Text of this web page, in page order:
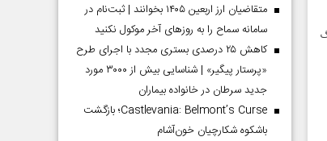
متقاضیان ارز اربعین ۱۴۰۵ بخوانند | ثبت‌نام در
سامانه سماح را به روز‌های آخر موکول نکنید
کاهش ۲۵ درصدی بستری مجدد با اجرای طرح
«پرستار پیگیر» | شناسایی بیش از ۳۰۰۰ مورد
جدید سرطان در خانواده بیماران
Castlevania: Belmont’s Curse؛ بازگشت
باشکوه شکارچیان خون‌آشام